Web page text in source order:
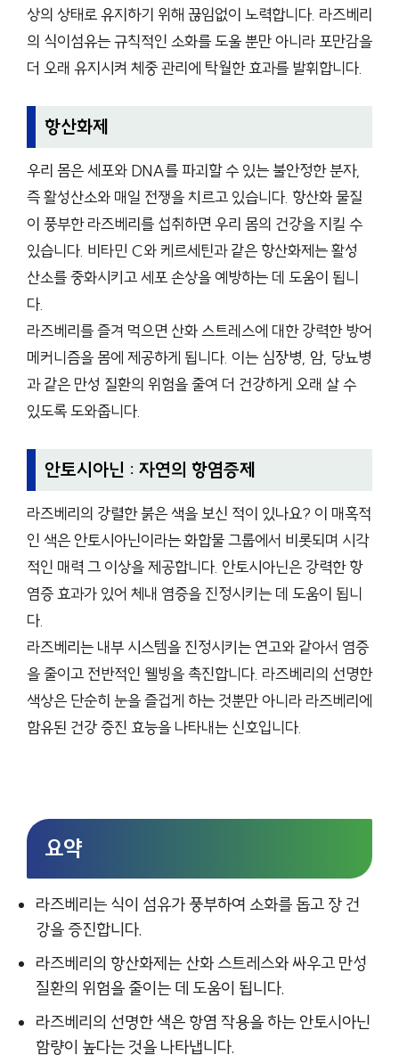
상의 상태로 유지하기 위해 끊임없이 노력합니다. 라즈베리
의 식이섬유는 규칙적인 소화를 도울 뿐만 아니라 포만감을
더 오래 유지시켜 체중 관리에 탁월한 효과를 발휘합니다.
항산화제
우리 몸은 세포와 DNA를 파괴할 수 있는 불안정한 분자,
즉 활성산소와 매일 전쟁을 치르고 있습니다. 항산화 물질
이 풍부한 라즈베리를 섭취하면 우리 몸의 건강을 지킬 수
있습니다. 비타민 C와 케르세틴과 같은 항산화제는 활성
산소를 중화시키고 세포 손상을 예방하는 데 도움이 됩니
다.
라즈베리를 즐겨 먹으면 산화 스트레스에 대한 강력한 방어
메커니즘을 몸에 제공하게 됩니다. 이는 심장병, 암, 당뇨병
과 같은 만성 질환의 위험을 줄여 더 건강하게 오래 살 수
있도록 도와줍니다.
안토시아닌 : 자연의 항염증제
라즈베리의 강렬한 붉은 색을 보신 적이 있나요? 이 매혹적
인 색은 안토시아닌이라는 화합물 그룹에서 비롯되며 시각
적인 매력 그 이상을 제공합니다. 안토시아닌은 강력한 항
염증 효과가 있어 체내 염증을 진정시키는 데 도움이 됩니
다.
라즈베리는 내부 시스템을 진정시키는 연고와 같아서 염증
을 줄이고 전반적인 웰빙을 촉진합니다. 라즈베리의 선명한
색상은 단순히 눈을 즐겁게 하는 것뿐만 아니라 라즈베리에
함유된 건강 증진 효능을 나타내는 신호입니다.
요약
라즈베리는 식이 섬유가 풍부하여 소화를 돕고 장 건
강을 증진합니다.
라즈베리의 항산화제는 산화 스트레스와 싸우고 만성
질환의 위험을 줄이는 데 도움이 됩니다.
라즈베리의 선명한 색은 항염 작용을 하는 안토시아닌
함량이 높다는 것을 나타냅니다.